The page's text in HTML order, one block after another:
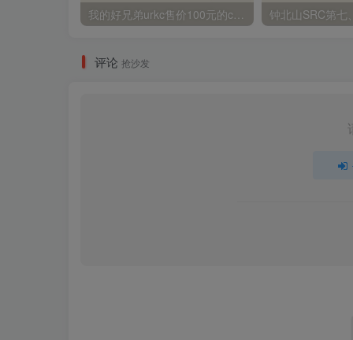
我的好兄弟urkc售价100元的cnvd刷证书方法 钟北山SRC第七
评论 抢沙发